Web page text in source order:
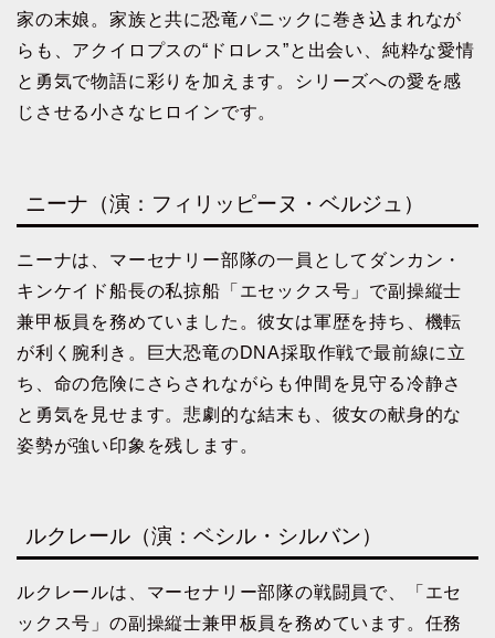
家の末娘。家族と共に恐竜パニックに巻き込まれなが
らも、アクイロプスの“ドロレス”と出会い、純粋な愛情
と勇気で物語に彩りを加えます。シリーズへの愛を感
じさせる小さなヒロインです。
ニーナ（演：フィリッピーヌ・ベルジュ）
ニーナは、マーセナリー部隊の一員としてダンカン・
キンケイド船長の私掠船「エセックス号」で副操縦士
兼甲板員を務めていました。彼女は軍歴を持ち、機転
が利く腕利き。巨大恐竜のDNA採取作戦で最前線に立
ち、命の危険にさらされながらも仲間を見守る冷静さ
と勇気を見せます。悲劇的な結末も、彼女の献身的な
姿勢が強い印象を残します。
ルクレール（演：ベシル・シルバン）
ルクレールは、マーセナリー部隊の戦闘員で、「エセ
ックス号」の副操縦士兼甲板員を務めています。任務